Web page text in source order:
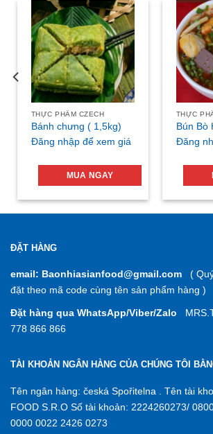
THỰC PHẨM CZECH
Bánh chưng ( 1,5kg)
Đăng nhập để xem giá
MUA NGAY
THỰC
Bún Bò
Đăng
ĐẶT HÀNG
email: Baonhiasianfood@gmail.com (
đặt theo mã code cùng tên sản phẩm hàng )
Đặt hàng qua WhatsApp/Viber/Zalo
778 866 866
TÀI KHOẢN NGÂN HÀNG CỦA CHÚNG TÔI
Tên ngân hàng: česká Spořitelna . Tên tài
FOOD S.R.O Số tài khoản: 2224260273/
0000 0022 2426 0273